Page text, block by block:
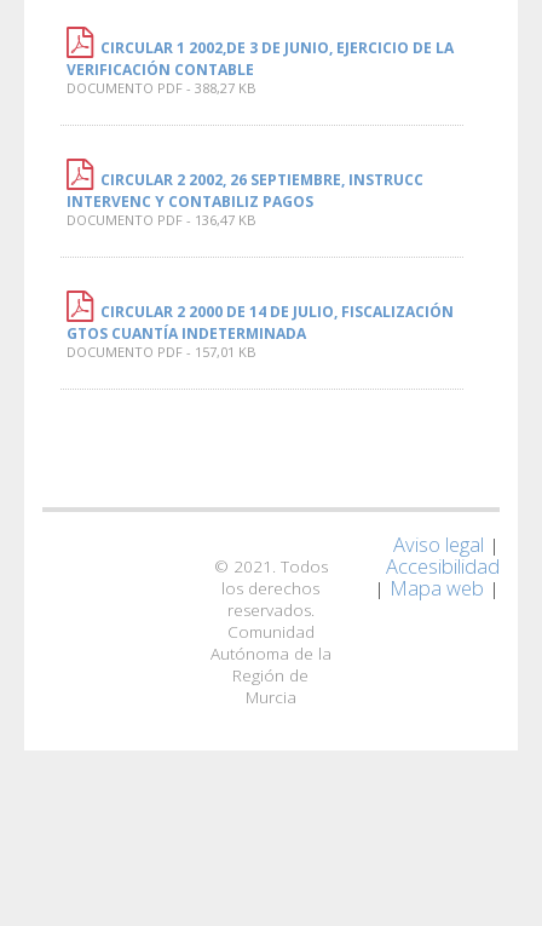
CIRCULAR 1 2002,DE 3 DE JUNIO, EJERCICIO DE LA
VERIFICACIÓN CONTABLE
DOCUMENTO PDF - 388,27 KB
CIRCULAR 2 2002, 26 SEPTIEMBRE, INSTRUCC
INTERVENC Y CONTABILIZ PAGOS
DOCUMENTO PDF - 136,47 KB
CIRCULAR 2 2000 DE 14 DE JULIO, FISCALIZACIÓN
GTOS CUANTÍA INDETERMINADA
DOCUMENTO PDF - 157,01 KB
© 2021. Todos
los derechos
reservados.
Comunidad
Autónoma de la
Región de
Murcia
Aviso legal |
Accesibilidad
| Mapa web |